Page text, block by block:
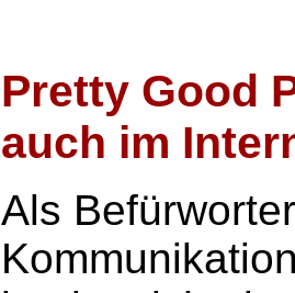
Pretty Good
auch im
Als